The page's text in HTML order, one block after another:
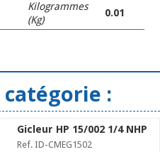
Kilogrammes
(Kg)
0.01
catégorie :
Gicleur HP 15/002 1/4 NHP
Ref. ID-CMEG1502